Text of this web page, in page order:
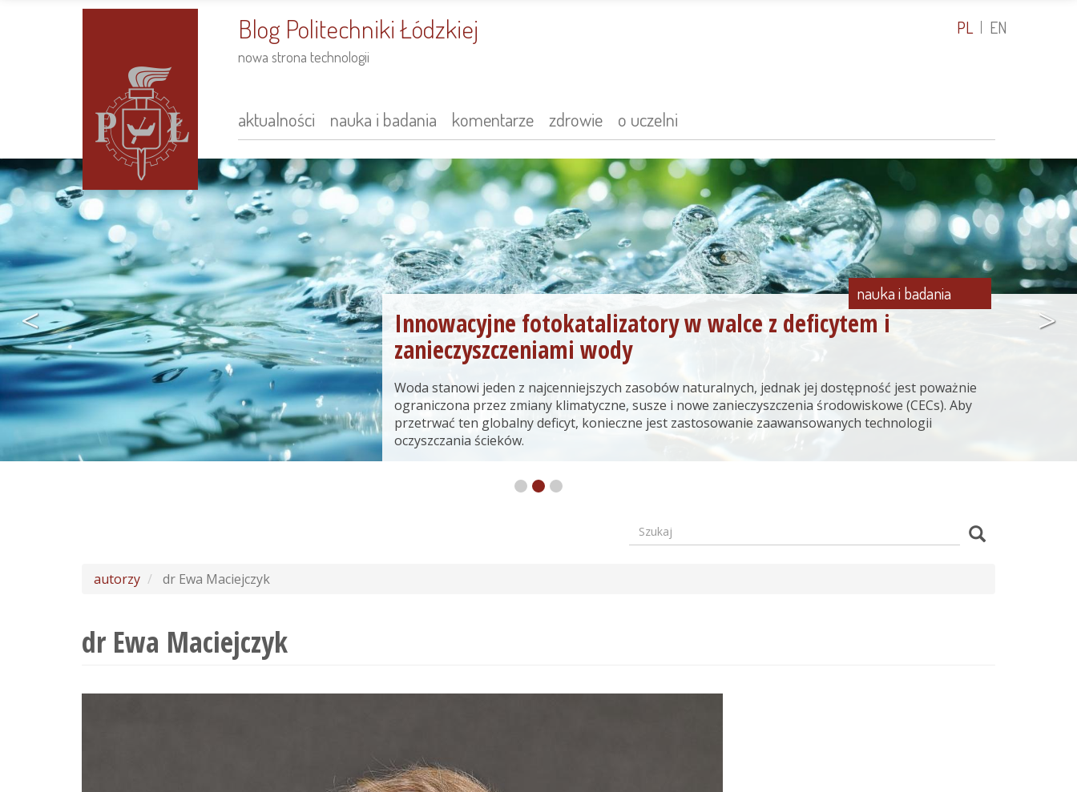
Blog Politechniki Łódzkiej
nowa strona technologii
Main
navigation
aktualności nauka i badania komentarze zdrowie o uczelni
PL EN
Innowacyjne fotokatalizatory w walce z deficytem i
zanieczyszczeniami wody
nauka i badania
Woda stanowi jeden z najcenniejszych zasobów naturalnych, jednak jej dostępność jest poważnie
ograniczona przez zmiany klimatyczne, susze i nowe zanieczyszczenia środowiskowe (CECs). Aby
przetrwać ten globalny deficyt, konieczne jest zastosowanie zaawansowanych technologii
oczyszczania ścieków.
< >
Formularz
Szukaj Szukaj
autorzy dr Ewa Maciejczyk
dr Ewa Maciejczyk